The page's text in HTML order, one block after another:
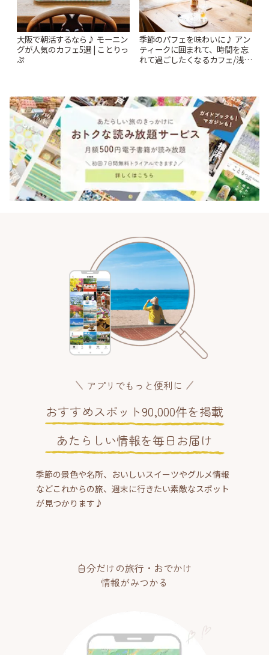
大阪で朝活するなら♪ モーニン
グが人気のカフェ5選 | ことりっ
ぷ
季節のパフェを味わいに♪ アン
ティークに囲まれて、時間を忘
れて過ごしたくなるカフェ/浅草
アプリでもっと便利に
おすすめスポット90,000件を掲載
あたらしい情報を毎日お届け
季節の景色や名所、おいしいスイーツやグルメ情報
などこれからの旅、週末に行きたい素敵なスポット
が見つかります♪
自分だけの旅行・おでかけ
情報がみつかる